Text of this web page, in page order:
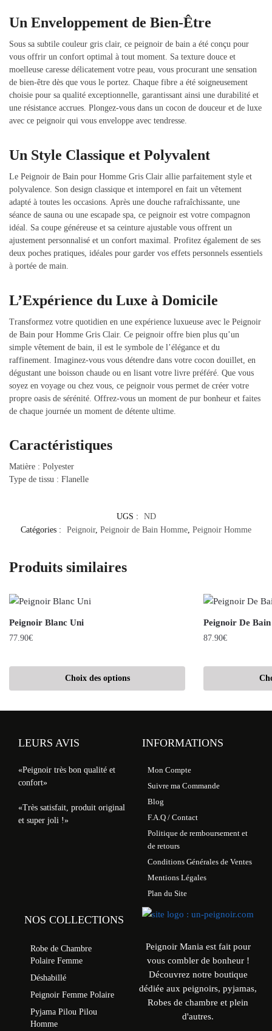
Un Enveloppement de Bien-Être
Sous sa subtile couleur gris clair, ce peignoir de bain a été conçu pour
vous offrir un confort optimal à tout moment. Sa texture douce et
moelleuse caresse délicatement votre peau, vous procurant une sensation
de bien-être dès que vous le portez. Chaque fibre a été soigneusement
choisie pour sa qualité exceptionnelle, garantissant ainsi une durabilité et
une résistance accrues. Plongez-vous dans un cocon de douceur et de luxe
avec ce peignoir qui vous enveloppe avec tendresse.
Un Style Classique et Polyvalent
Le Peignoir de Bain pour Homme Gris Clair allie parfaitement style et
polyvalence. Son design classique et intemporel en fait un vêtement
adapté à toutes les occasions. Après une douche rafraîchissante, une
séance de sauna ou une escapade spa, ce peignoir est votre compagnon
idéal. Sa coupe généreuse et sa ceinture ajustable vous offrent un
ajustement personnalisé et un confort maximal. Profitez également de ses
deux poches pratiques, idéales pour garder vos effets personnels essentiels
à portée de main.
L’Expérience du Luxe à Domicile
Transformez votre quotidien en une expérience luxueuse avec le Peignoir
de Bain pour Homme Gris Clair. Ce peignoir offre bien plus qu’un
simple vêtement de bain, il est le symbole de l’élégance et du
raffinement. Imaginez-vous vous détendre dans votre cocon douillet, en
dégustant une boisson chaude ou en lisant votre livre préféré. Que vous
soyez en voyage ou chez vous, ce peignoir vous permet de créer votre
propre oasis de sérénité. Offrez-vous un moment de pur bonheur et faites
de chaque journée un moment de détente ultime.
Caractéristiques
Matière : Polyester
Type de tissu : Flanelle
UGS :
ND
Catégories :
Peignoir, Peignoir de Bain Homme, Peignoir Homme
Produits similaires
Peignoir Blanc Uni
77.90€
Choix des options
Peignoir De
87.90€
LEURS AVIS
«Peignoir très bon qualité et
confort»
«Très satisfait, produit original
et super joli !»
INFORMATIONS
Mon Compte
Suivre ma Commande
Blog
F.A.Q / Contact
Politique de remboursement et
de retours
Conditions Générales de Ventes
Mentions Légales
Plan du Site
NOS COLLECTIONS
Robe de Chambre
Polaire Femme
Déshabillé
Peignoir Femme Polaire
Pyjama Pilou Pilou
Homme
Peignoir Mania est fait pour
vous combler de bonheur !
Découvrez notre boutique
dédiée aux peignoirs, pyjamas,
Robes de chambre et plein
d'autres.